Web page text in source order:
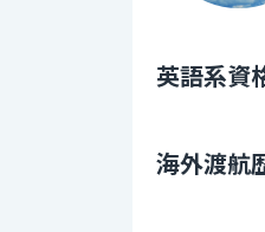
英語系資
海外渡航